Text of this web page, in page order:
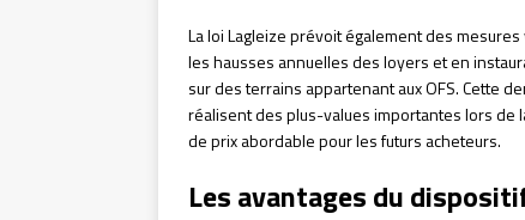
La loi Lagleize prévoit également des mesures
les hausses annuelles des loyers et en
sur des terrains appartenant aux OFS. Cette
réalisent des plus-values importantes lors de
de prix abordable pour les futurs acheteurs.
Les avantages du